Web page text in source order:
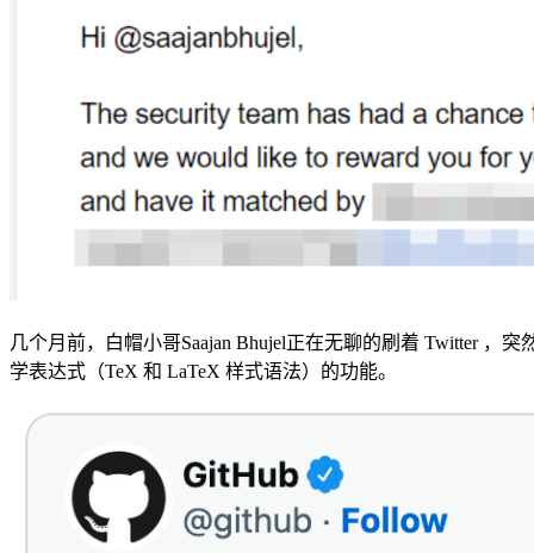
几个月前，白帽小哥Saajan Bhujel正在无聊的刷着 Twitter ，
学表达式（TeX 和 LaTeX 样式语法）的功能。